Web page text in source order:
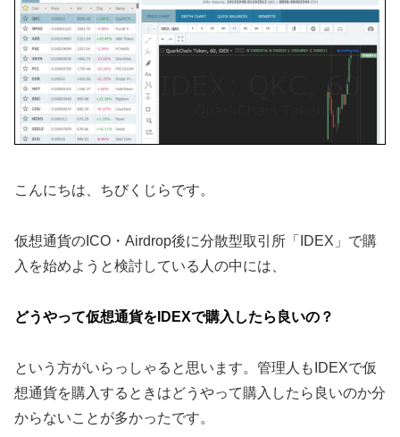
こんにちは、ちびくじらです。
仮想通貨のICO・Airdrop後に分散型取引所「IDEX」で購
入を始めようと検討している人の中には、
どうやって仮想通貨をIDEXで購入したら良いの？
という方がいらっしゃると思います。管理人もIDEXで仮
想通貨を購入するときはどうやって購入したら良いのか分
からないことが多かったです。